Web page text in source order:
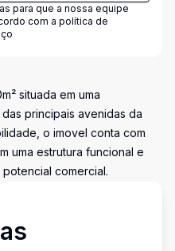
para que a nossa equipe
com a política de
situada em uma
principais avenidas da
o imovel conta com
uma estrutura funcional e
comercial.